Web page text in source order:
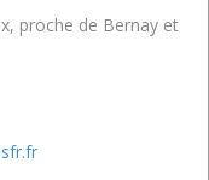
proche de Bernay et